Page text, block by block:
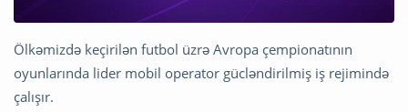
Ölkəmizdə keçirilən futbol üzrə Avropa çempionatının
oyunlarında lider mobil operator gücləndirilmiş iş rejimində
çalışır.